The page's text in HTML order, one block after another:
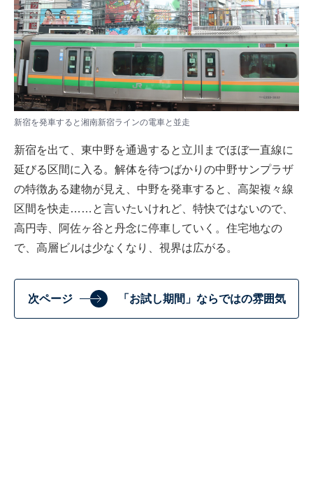
新宿を発車すると湘南新宿ラインの電車と並走
新宿を出て、東中野を通過すると立川までほぼ一直線に
延びる区間に入る。解体を待つばかりの中野サンプラザ
の特徴ある建物が見え、中野を発車すると、高架複々線
区間を快走……と言いたいけれど、特快ではないので、
高円寺、阿佐ヶ谷と丹念に停車していく。住宅地なの
で、高層ビルは少なくなり、視界は広がる。
次ページ 「お試し期間」ならではの雰囲気